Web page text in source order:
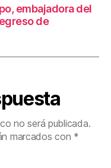
embajadora del
de
no será publicada.
marcados con *